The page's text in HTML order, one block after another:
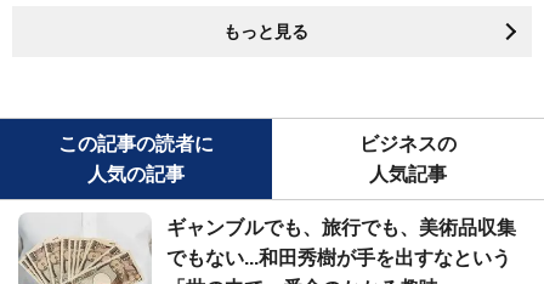
もっと見る
この記事の読者に
人気の記事
ビジネスの
人気記事
ギャンブルでも、旅行でも、美術品収集
でもない...和田秀樹が手を出すなという